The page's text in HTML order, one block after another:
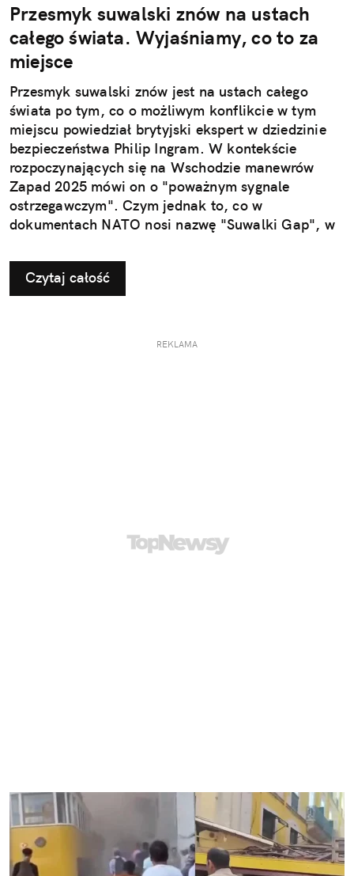
Przesmyk suwalski znów na ustach
całego świata. Wyjaśniamy, co to za
miejsce
Przesmyk suwalski znów jest na ustach całego
świata po tym, co o możliwym konflikcie w tym
miejscu powiedział brytyjski ekspert w dziedzinie
bezpieczeństwa Philip Ingram. W kontekście
rozpoczynających się na Wschodzie manewrów
Zapad 2025 mówi on o "poważnym sygnale
ostrzegawczym". Czym jednak to, co w
dokumentach NATO nosi nazwę "Suwalki Gap", w
Czytaj całość
REKLAMA